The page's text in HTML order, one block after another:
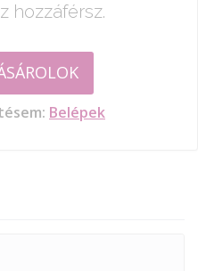
hozzáférsz.
Belépek